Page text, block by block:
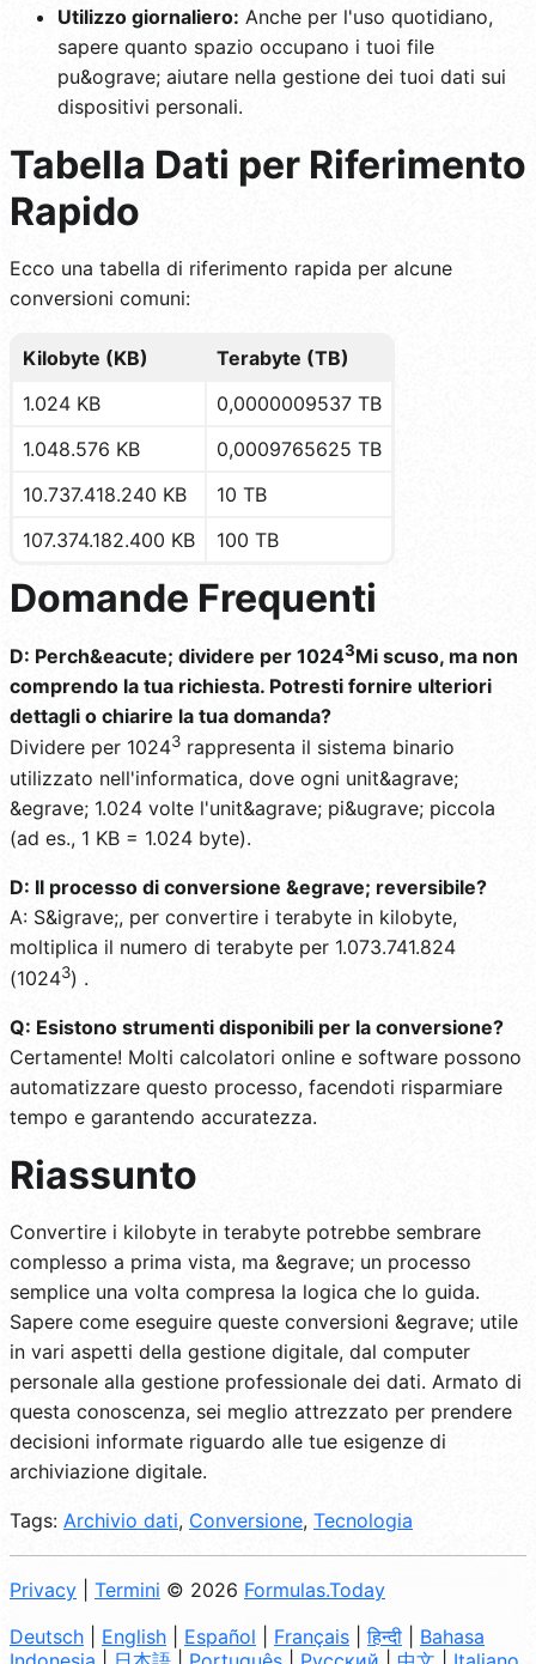
Utilizzo giornaliero: Anche per l'uso quotidiano,
sapere quanto spazio occupano i tuoi file
pu&ograve; aiutare nella gestione dei tuoi dati sui
dispositivi personali.
Tabella Dati per Riferimento
Rapido
Ecco una tabella di riferimento rapida per alcune
conversioni comuni:
Kilobyte (KB)
Terabyte (TB)
1.024 KB
0,0000009537 TB
1.048.576 KB
0,0009765625 TB
10.737.418.240 KB
10 TB
107.374.182.400 KB
100 TB
Domande Frequenti
D: Perch&eacute; dividere per 10243Mi scuso, ma non
comprendo la tua richiesta. Potresti fornire ulteriori
dettagli o chiarire la tua domanda?
Dividere per 10243 rappresenta il sistema binario
utilizzato nell'informatica, dove ogni unit&agrave;
&egrave; 1.024 volte l'unit&agrave; pi&ugrave; piccola
(ad es., 1 KB = 1.024 byte).
D: Il processo di conversione &egrave; reversibile?
A: S&igrave;, per convertire i terabyte in kilobyte,
moltiplica il numero di terabyte per 1.073.741.824
(10243) .
Q: Esistono strumenti disponibili per la conversione?
Certamente! Molti calcolatori online e software possono
automatizzare questo processo, facendoti risparmiare
tempo e garantendo accuratezza.
Riassunto
Convertire i kilobyte in terabyte potrebbe sembrare
complesso a prima vista, ma &egrave; un processo
semplice una volta compresa la logica che lo guida.
Sapere come eseguire queste conversioni &egrave; utile
in vari aspetti della gestione digitale, dal computer
personale alla gestione professionale dei dati. Armato di
questa conoscenza, sei meglio attrezzato per prendere
decisioni informate riguardo alle tue esigenze di
archiviazione digitale.
Tags: Archivio dati, Conversione, Tecnologia
Privacy Termini © 2026 Formulas.Today
Deutsch
English Español Français |हिन्दी
Bahasa